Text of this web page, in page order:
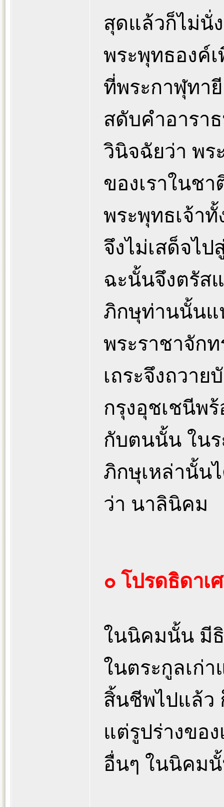
สุดแล้วก็ไม่นั่
พระพุทธองค์
ที่พระกาฬุทา
สดับคำอารา
วินิจฉัยว่า พร
ของเราในช
พระพุทธเจ้า
จึงไม่เสด็จไป
ฉะนั้นจึงตรัส
ภิกษุท่านนั้นแ
พระราชาจัก
เถระจึงถวา
กรุงอุชเชนีพ
กับตนนั้น ในร
ภิกษุเหล่านั้น
ว่า นาลินิคม
๐ โปรดธิดาเ
ในนิคมนั้น มี
ในตระกูลเก่
สิ้นชีพไปแล้ว
แต่รูปร่างขอ
อื่นๆ ในนิคม